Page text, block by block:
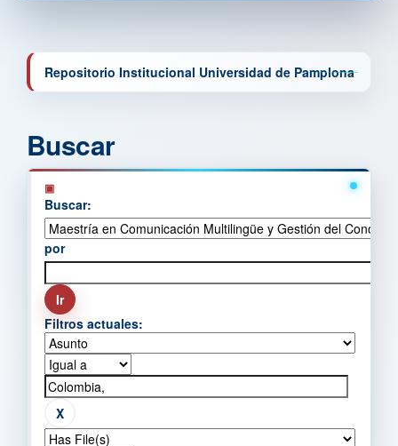
Repositorio Institucional Universidad de Pamplona
Buscar
Buscar:
por
Filtros actuales: